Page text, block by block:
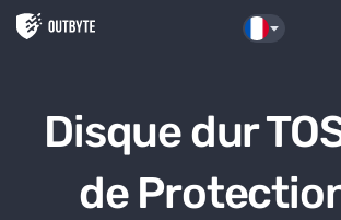
Aller au contenu
Disque dur
de